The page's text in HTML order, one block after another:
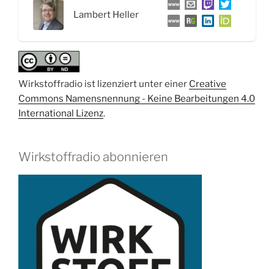
und
Förstner“
Lambert Heller
Wirkstoffradio ist lizenziert unter einer Creative
Commons Namensnennung - Keine Bearbeitungen 4.0
International Lizenz.
Wirkstoffradio abonnieren